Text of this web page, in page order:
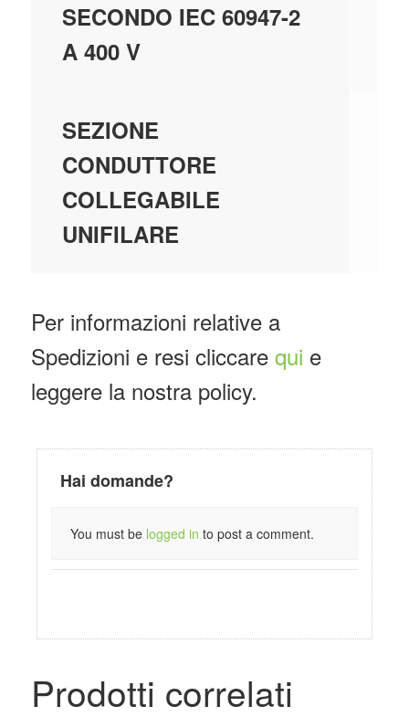
SECONDO IEC 60947-2
A 400 V
SEZIONE
CONDUTTORE
COLLEGABILE
UNIFILARE
Per informazioni relative a
Spedizioni e resi cliccare qui e
leggere la nostra policy.
Hai domande?
You must be logged in to post a comment.
Prodotti correlati